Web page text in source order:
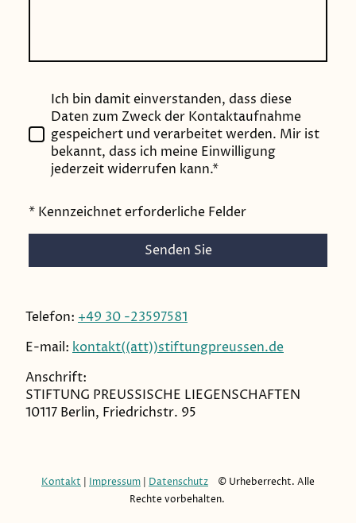
Ich bin damit einverstanden, dass diese
Daten zum Zweck der Kontaktaufnahme
gespeichert und verarbeitet werden. Mir ist
bekannt, dass ich meine Einwilligung
jederzeit widerrufen kann.*
* Kennzeichnet erforderliche Felder
Senden Sie
Telefon: +49 30 -23597581
E-mail: kontakt((att))stiftungpreussen.de
Anschrift:
STIFTUNG PREUSSISCHE LIEGENSCHAFTEN
10117 Berlin, Friedrichstr. 95
Kontakt Impressum Datenschutz © Urheberrecht. Alle
Rechte vorbehalten.